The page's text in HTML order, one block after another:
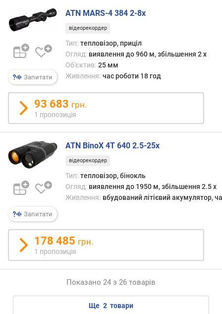
ч
а
т
о
а
і
н
и
к
а
д
і
в
Г
ц
і
Запитати
ATN MARS-4 384 2-8x
відеорекордер
Тип: тепловізор, приціл
Огляд: виявлення до 960 м, збільшення 2 x
Об'єктив: 25 мм
Живлення: час роботи 18 год
93 683 грн.
1 пропозиція
Запитати
ATN BinoX 4T 640 2.5-25x
відеорекордер
Тип: тепловізор, бінокль
Огляд: виявлення до 1950 м, збільшення 2.5 x
Живлення: вбудований літієвий акумулятор,
178 485 грн.
1 пропозиція
Показано 24 з 26 товарів
ще 2 товари